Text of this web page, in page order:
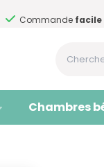
Commande facile
Chambres